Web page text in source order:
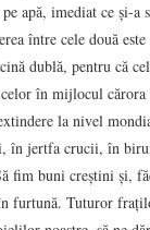
apă, imediat ce și-
între cele două
dublă, pentru că
în mijlocul
la nivel
în jertfa crucii, în
fim buni creștini și,
furtună. Tuturor